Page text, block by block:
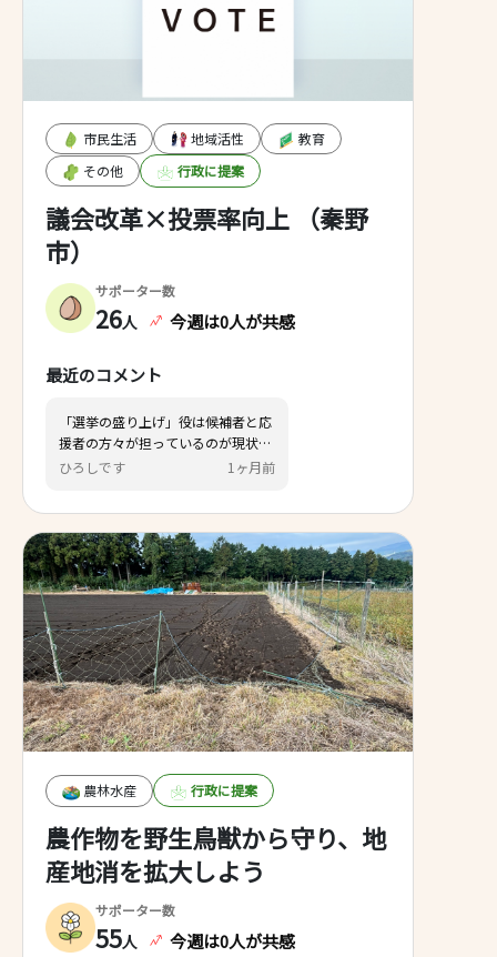
市民生活 地域活性
教育
その他
行政に提案
議会改革×投票率向上 （秦野
市）
サポーター数
26人 今週は0人が共感
最近のコメント
「選挙の盛り上げ」役は候補者と応
援者の方々が担っているのが現状で
すが、投票率は伸びていません。
を担当する人)=選挙プロデューサ
ー」を設定するという案はどうでし
ょうか？ 選挙プロデューサーに、
選挙を盛り上げる企画や仕掛けを担
当してもらい、投票率の向上に繋げ
るというものです。 メディアのプ
ロデューサーが「視聴率〇〇%目
標」と課せられるように、その選挙
プロデューサーにも「投票率〇〇%
目標！」と課してしまうのも有りか
ひろしです 1ヶ月前
農林水産 行政に提案
農作物を野生鳥獣から守り、地
産地消を拡大しよう
サポーター数
55人 今週は0人が共感